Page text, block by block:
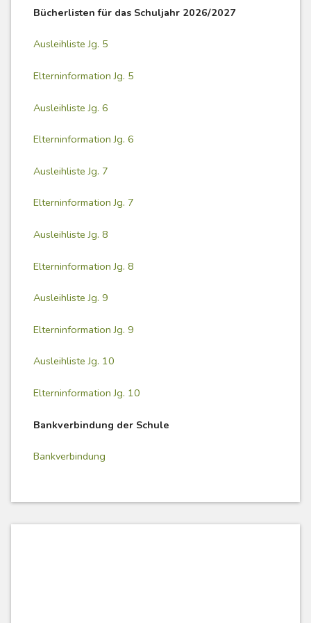
Bücherlisten für das Schuljahr 2026/2027
Ausleihliste Jg. 5
Elterninformation Jg. 5
Ausleihliste Jg. 6
Elterninformation Jg. 6
Ausleihliste Jg. 7
Elterninformation Jg. 7
Ausleihliste Jg. 8
Elterninformation Jg. 8
Ausleihliste Jg. 9
Elterninformation Jg. 9
Ausleihliste Jg. 10
Elterninformation Jg. 10
Bankverbindung der Schule
Bankverbindung